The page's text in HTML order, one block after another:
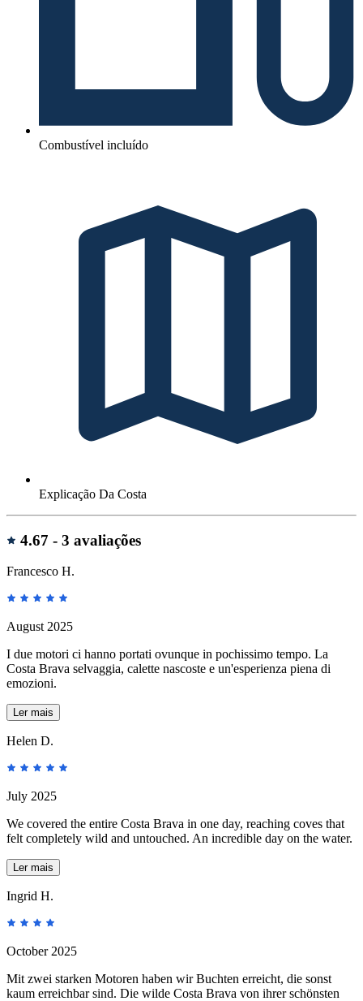
Combustível incluído
Explicação Da Costa
Avaliações
4.67 - 3 avaliações
Francesco H.
August 2025
I due motori ci hanno portati ovunque in pochissimo tempo. La
Costa Brava selvaggia, calette nascoste e un'esperienza piena di
emozioni.
Ler mais
Helen D.
July 2025
We covered the entire Costa Brava in one day, reaching coves that
felt completely wild and untouched. An incredible day on the water.
Ler mais
Ingrid H.
October 2025
Mit zwei starken Motoren haben wir Buchten erreicht, die sonst
kaum erreichbar sind. Die wilde Costa Brava von ihrer schönsten